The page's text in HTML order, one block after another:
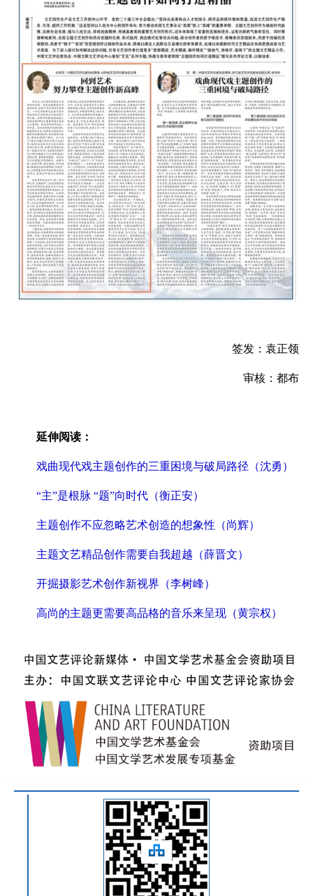
签发：袁正领
审核：都布
延伸阅读：
戏曲现代戏主题创作的三重困境与破局路径（沈勇）
“主”是根脉 “题”向时代（衡正安）
主题创作不应忽略艺术创造的想象性（尚辉）
主题文艺精品创作需要自我超越（薛晋文）
开掘摄影艺术创作新视界（李树峰）
高尚的主题更需要高品格的音乐来呈现（黄宗权）